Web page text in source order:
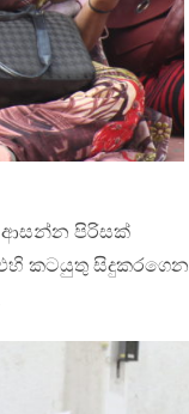
ආසන්න පිරිසක්
කටයුතු සිදුකරගෙන